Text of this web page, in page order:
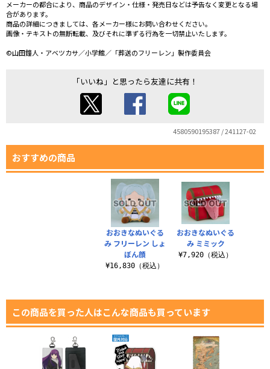
メーカーの都合により、商品のデザイン・仕様・発売日などは予告なく変更となる場
合があります。
商品の詳細につきましては、各メーカー様にお問い合わせください。
画像・テキストの無断転載、及びそれに準ずる行為を一切禁止いたします。
©山田鐘人・アベツカサ／小学館／「葬送のフリーレン」製作委員会
「いいね」と思ったら友達に共有！
4580590195387 / 241127-02
おすすめの商品
おおきなぬいぐる
み フリーレン しょ
ぼん顔
¥16,830（税込）
おおきなぬいぐる
み ミミック
¥7,920（税込）
この商品を買った人はこんな商品も買っています